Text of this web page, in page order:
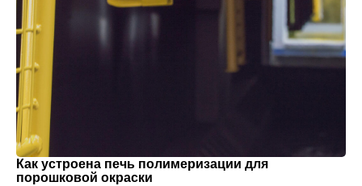
Как устроена печь полимеризации для
порошковой окраски